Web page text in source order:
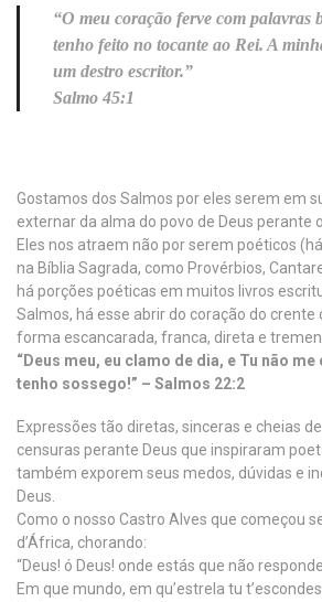
“O meu coração ferve com palavras
tenho feito no tocante ao Rei. A
um destro escritor.”
Salmo 45:1
Gostamos dos Salmos por eles serem em
externar da alma do povo de Deus perante
Eles nos atraem não por serem poéticos
na Bíblia Sagrada, como Provérbios,
há porções poéticas em muitos livros
Salmos, há esse abrir do coração do crente
forma escancarada, franca, direta e
“Deus meu, eu clamo de dia, e Tu não
tenho sossego!” – Salmos 22:2
Expressões tão diretas, sinceras e cheias
censuras perante Deus que inspiraram
também exporem seus medos, dúvidas e
Deus.
Como o nosso Castro Alves que começou
d’África, chorando:
“Deus! ó Deus! onde estás que não
Em que mundo, em qu’estrela tu t’escondes